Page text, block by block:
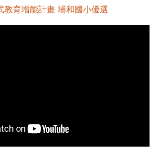
教育增能計畫 埔和國小優選